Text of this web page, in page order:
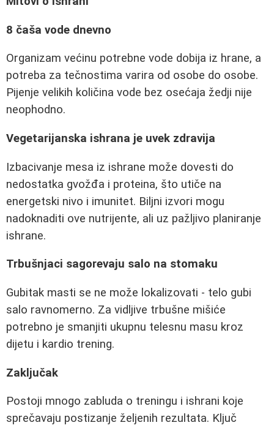
8 čaša vode dnevno
Organizam većinu potrebne vode dobija iz hrane, a
potreba za tečnostima varira od osobe do osobe.
Pijenje velikih količina vode bez osećaja žedji nije
neophodno.
Vegetarijanska ishrana je uvek zdravija
Izbacivanje mesa iz ishrane može dovesti do
nedostatka gvožđa i proteina, što utiče na
energetski nivo i imunitet. Biljni izvori mogu
nadoknaditi ove nutrijente, ali uz pažljivo planiranje
ishrane.
Trbušnjaci sagorevaju salo na stomaku
Gubitak masti se ne može lokalizovati - telo gubi
salo ravnomerno. Za vidljive trbušne mišiće
potrebno je smanjiti ukupnu telesnu masu kroz
dijetu i kardio trening.
Zaključak
Postoji mnogo zabluda o treningu i ishrani koje
sprečavaju postizanje željenih rezultata. Ključ